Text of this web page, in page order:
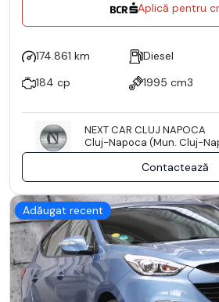
Aplică pentru
174.861 km Diesel
184 cp
1995 cm3
NEXT CAR CLUJ NAPOCA
Cluj-Napoca (Mun. Cluj-
Contactează
Adăugat recent